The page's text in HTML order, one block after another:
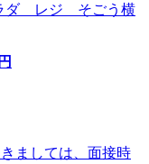
ラダ レジ そごう横
円
ましては、面接時